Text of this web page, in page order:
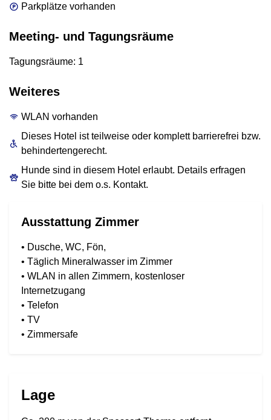
Parkplätze vorhanden
Meeting- und Tagungsräume
Tagungsräume: 1
Weiteres
WLAN vorhanden
Dieses Hotel ist teilweise oder komplett barrierefrei bzw.
behindertengerecht.
Hunde sind in diesem Hotel erlaubt. Details erfragen
Sie bitte bei dem o.s. Kontakt.
Ausstattung Zimmer
• Dusche, WC, Fön,
• Täglich Mineralwasser im Zimmer
• WLAN in allen Zimmern, kostenloser
Internetzugang
• Telefon
• TV
• Zimmersafe
Lage